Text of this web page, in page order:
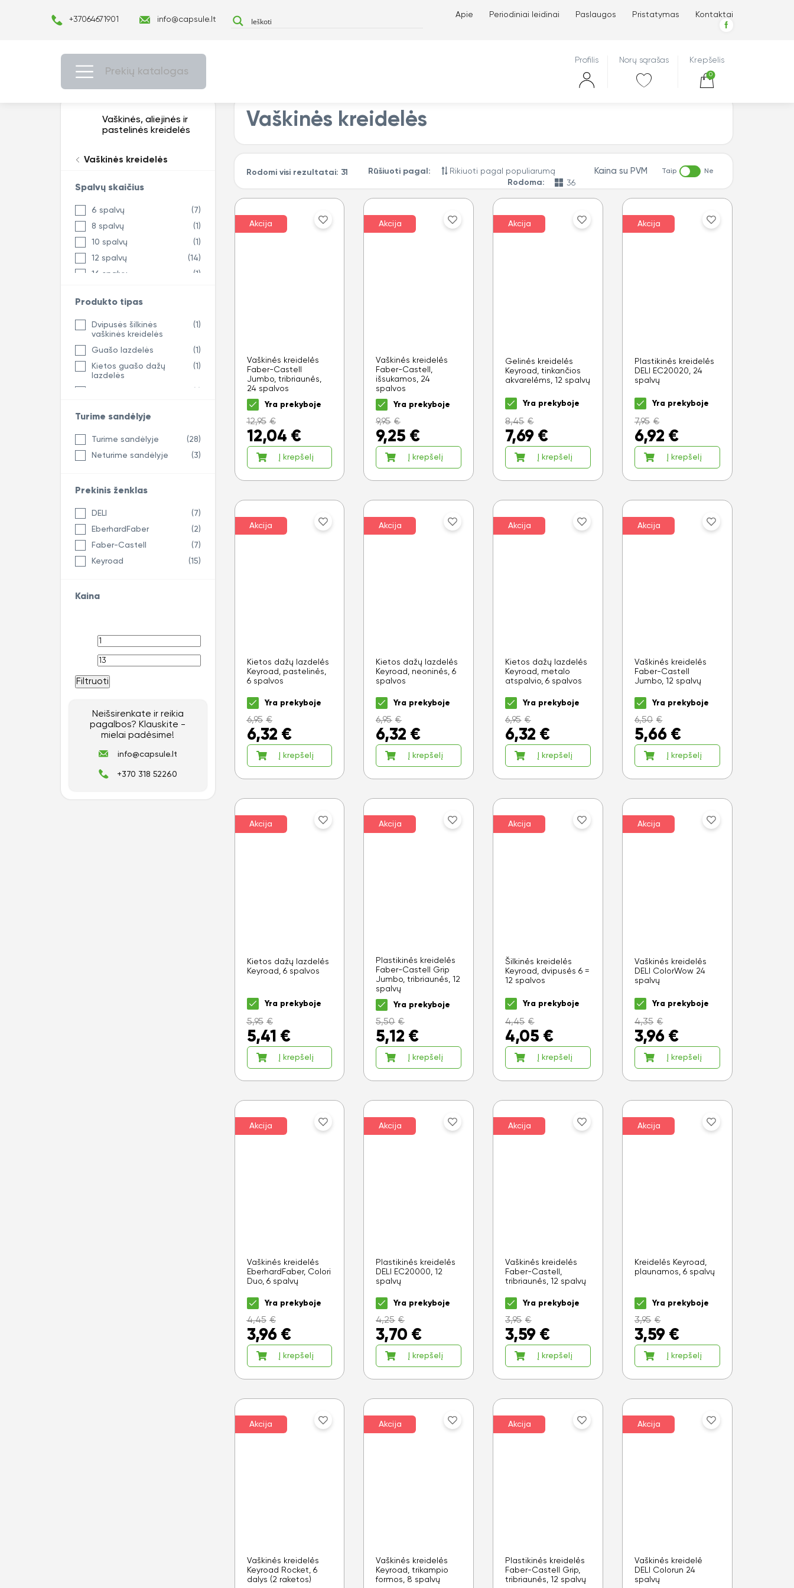
+37064671901 info@capsule.lt
Apie Periodiniai leidinai Paslaugos Pristatymas Kontaktai
Prekių katalogas
Profilis Norų sąrašas Krepšelis
0
Vaškinės, aliejinės ir
pastelinės kreidelės
Vaškinės kreidelės
Spalvų skaičius
6 spalvų
(7)
8 spalvų
(1)
10 spalvų
(1)
12 spalvų
(14)
16 spalvų
(1)
Produkto tipas
Dvipusės šilkinės
vaškinės kreidelės
(1)
Guašo lazdelės
(1)
Kietos guašo dažų
lazdelės
(1)
lazdelės
(27)
(4)
Turime sandėlyje
Turime sandėlyje
(28)
Neturime sandėlyje
(3)
Prekinis ženklas
DELI
(7)
EberhardFaber
(2)
Faber-Castell
(7)
Keyroad
(15)
Kaina
Filtruoti
Neišsirenkate ir reikia
pagalbos? Klauskite -
mielai padėsime!
info@capsule.lt
+370 318 52260
Vaškinės kreidelės
Rodomi visi rezultatai: 31
Rodoma:
Rūšiuoti pagal: Kaina su PVM Taip Ne
Akcija
Vaškinės kreidelės
Faber-Castell
Jumbo, tribriaunės,
24 spalvos
Yra prekyboje
12,95 €
12,04 €
Į krepšelį
Akcija
Vaškinės kreidelės
Faber-Castell,
išsukamos, 24
spalvos
Yra prekyboje
9,95 €
9,25 €
Į krepšelį
Akcija
Gelinės kreidelės
Keyroad, tinkančios
akvarelėms, 12 spalvų
Yra prekyboje
8,45 €
7,69 €
Į krepšelį
Akcija
Plastikinės kreidelės
DELI EC20020, 24
spalvų
Yra prekyboje
7,95 €
6,92 €
Į krepšelį
Akcija
Kietos dažų lazdelės
Keyroad, pastelinės,
6 spalvos
Yra prekyboje
6,95 €
6,32 €
Į krepšelį
Akcija
Kietos dažų lazdelės
Keyroad, neoninės, 6
spalvos
Yra prekyboje
6,95 €
6,32 €
Į krepšelį
Akcija
Kietos dažų lazdelės
Keyroad, metalo
atspalvio, 6 spalvos
Yra prekyboje
6,95 €
6,32 €
Į krepšelį
Akcija
Vaškinės kreidelės
Faber-Castell
Jumbo, 12 spalvų
Yra prekyboje
6,50 €
5,66 €
Į krepšelį
Akcija
Kietos dažų lazdelės
Keyroad, 6 spalvos
Yra prekyboje
5,95 €
5,41 €
Į krepšelį
Akcija
Plastikinės kreidelės
Faber-Castell Grip
Jumbo, tribriaunės, 12
spalvų
Yra prekyboje
5,50 €
5,12 €
Į krepšelį
Akcija
Šilkinės kreidelės
Keyroad, dvipusės 6 =
12 spalvos
Yra prekyboje
4,45 €
4,05 €
Į krepšelį
Akcija
Vaškinės kreidelės
DELI ColorWow 24
spalvų
Yra prekyboje
4,35 €
3,96 €
Į krepšelį
Akcija
Vaškinės kreidelės
EberhardFaber, Colori
Duo, 6 spalvų
Yra prekyboje
4,45 €
3,96 €
Į krepšelį
Akcija
Plastikinės kreidelės
DELI EC20000, 12
spalvų
Yra prekyboje
4,25 €
3,70 €
Į krepšelį
Akcija
Vaškinės kreidelės
Faber-Castell,
tribriaunės, 12 spalvų
Yra prekyboje
3,95 €
3,59 €
Į krepšelį
Akcija
Kreidelės Keyroad,
plaunamos, 6 spalvų
Yra prekyboje
3,95 €
3,59 €
Į krepšelį
Akcija
Vaškinės kreidelės
Keyroad Rocket, 6
dalys (2 raketos)
Akcija
Vaškinės kreidelės
Keyroad, trikampio
formos, 8 spalvų
Akcija
Plastikinės kreidelės
Faber-Castell Grip,
tribriaunės, 12 spalvų
Akcija
Vaškinės kreidelė
DELI Colorun 24
spalvų